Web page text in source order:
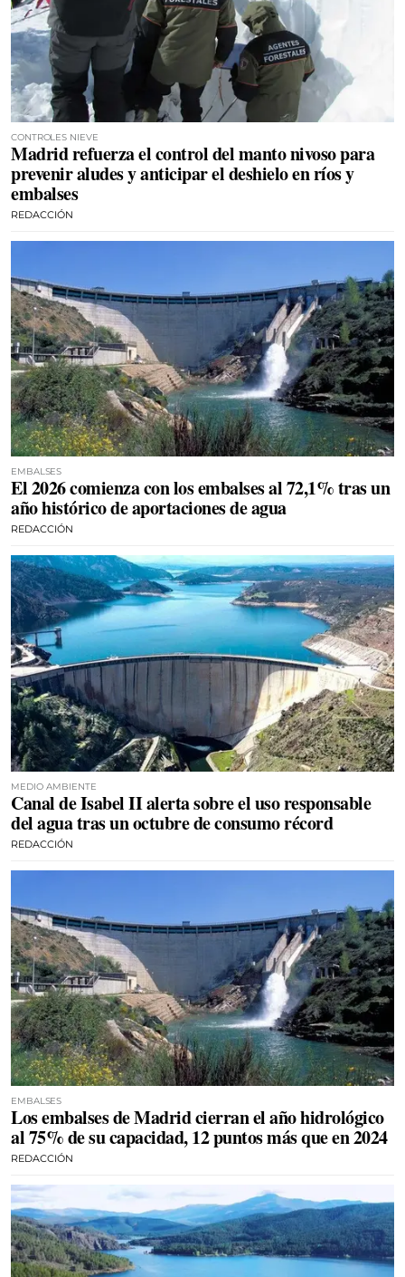
CONTROLES NIEVE
Madrid refuerza el control del manto nivoso para
prevenir aludes y anticipar el deshielo en ríos y
embalses
REDACCIÓN
EMBALSES
El 2026 comienza con los embalses al 72,1% tras un
año histórico de aportaciones de agua
REDACCIÓN
MEDIO AMBIENTE
Canal de Isabel II alerta sobre el uso responsable
del agua tras un octubre de consumo récord
REDACCIÓN
EMBALSES
Los embalses de Madrid cierran el año hidrológico
al 75% de su capacidad, 12 puntos más que en 2024
REDACCIÓN